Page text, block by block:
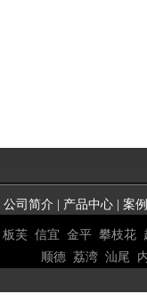
公司简介 | 产品中心| 案
板芙 信宜 金平 攀枝花
顺德 荔湾 汕尾